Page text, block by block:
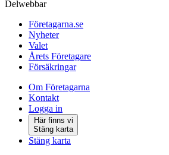
Delwebbar
Företagarna.se
Nyheter
Valet
Årets Företagare
Försäkringar
Om Företagarna
Kontakt
Logga in
Här finns vi
Stäng karta
Stäng karta